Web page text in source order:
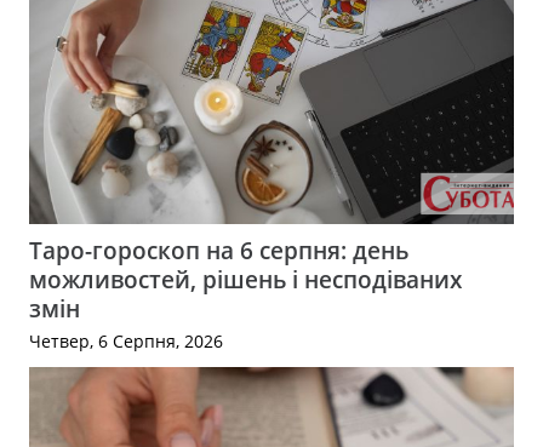
Таро-гороскоп на 6 серпня: день
можливостей, рішень і несподіваних
змін
Четвер, 6 Серпня, 2026